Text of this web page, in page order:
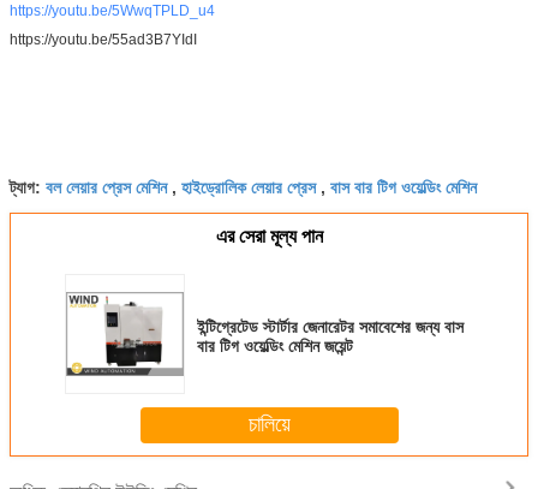
https://youtu.be/5WwqTPLD_u4
https://youtu.be/55ad3B7YIdI
ট্যাগ: বল লেয়ার প্রেস মেশিন, হাইড্রোলিক লেয়ার প্রেস, বাস বার টিগ ওয়েল্ডিং মেশিন
এর সেরা মূল্য পান
ইন্টিগ্রেটেড স্টার্টার জেনারেটর সমাবেশের জন্য বাস
বার টিগ ওয়েল্ডিং মেশিন জয়েন্ট
চালিয়ে